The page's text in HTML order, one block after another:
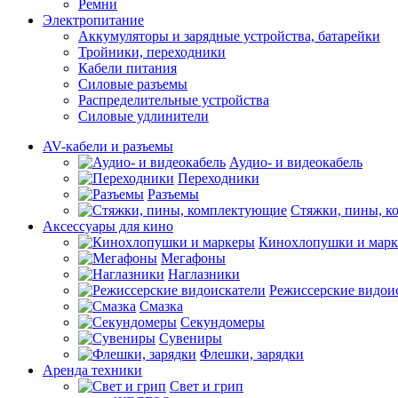
Ремни
Электропитание
Аккумуляторы и зарядные устройства, батарейки
Тройники, переходники
Кабели питания
Силовые разъемы
Распределительные устройства
Силовые удлинители
AV-кабели и разъемы
Аудио- и видеокабель
Переходники
Разъемы
Стяжки, пины,
Аксессуары для кино
Кинохлопушки и
Мегафоны
Наглазники
Режиссерские
Смазка
Секундомеры
Сувениры
Флешки, зарядки
Аренда техники
Свет и грип